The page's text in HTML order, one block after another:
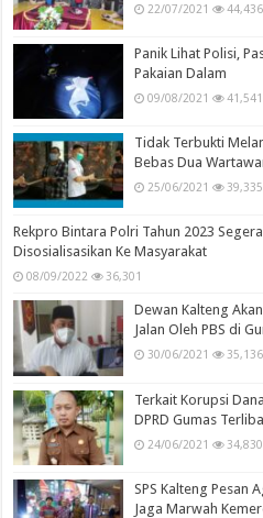
22/07/2021 44,436
Panik Lihat Polisi,
Pakaian Dalam
09/08/2021 41,541
Tidak Terbukti
Bebas Dua
25/06/2021 39,335
Rekpro Bintara Polri Tahun 2023
Disosialisasikan Ke Masyarakat
08/09/2022 36,301
Dewan Kalteng
Jalan Oleh PBS di
30/06/2021 35,136
Terkait Korupsi
DPRD Gumas
24/06/2021 34,830
SPS Kalteng Pesan
Jaga Marwah